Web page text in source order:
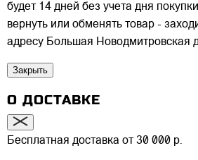
будет 14 дней без учета дня
вернуть или обменять товар -
адресу Большая Новодмитровская
Закрыть
О ДОСТАВКЕ
Бесплатная доставка от 30 000 р.